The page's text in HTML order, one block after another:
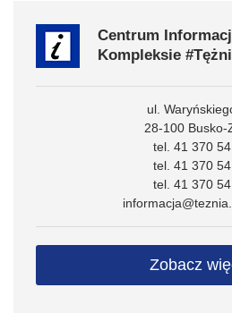
Centrum
Kompleksie
ul.
28-100 Busko-
tel. 41 370
tel. 41 370
tel. 41 370 54
Zobacz